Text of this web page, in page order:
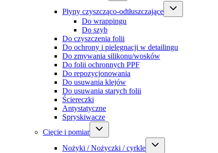
Płyny czyszcząco-odtłuszczające
Do wrappingu
Do szyb
Do czyszczenia folii
Do ochrony i pielęgnacji w detailingu
Do zmywania silikonu/wosków
Do folii ochronnych PPF
Do repozycjonowania
Do usuwania klejów
Do usuwania starych folii
Ściereczki
Antystatyczne
Spryskiwacze
Cięcie i pomiar
Nożyki / Nożyczki / cyrkle